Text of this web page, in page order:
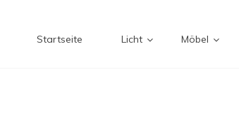
Startseite Licht Möbel